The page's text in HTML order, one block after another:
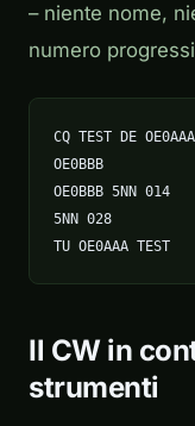
– niente nome,
numero
CQ TEST DE
OE0BBB
OE0BBB 5NN 014
5NN 028
TU OE0AAA TEST
Il CW in
strumenti